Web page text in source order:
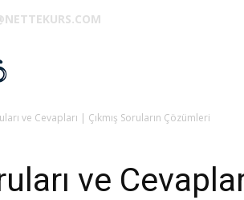
ve Cevapları | Çıkmış Soruların Çözümleri
ve